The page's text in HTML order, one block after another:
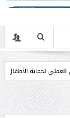
الأطفال في مرحلة